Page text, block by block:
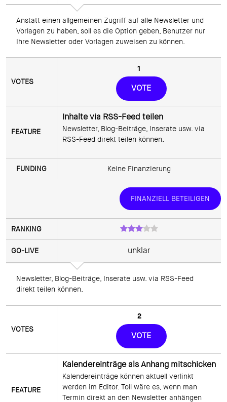
Anstatt einen allgemeinen Zugriff auf alle Newsletter und
Vorlagen zu haben, soll es die Option geben, Benutzer nur
Ihre Newsletter oder Vorlagen zuweisen zu können.
1
VOTE
Inhalte via RSS-Feed teilen
Newsletter, Blog-Beiträge, Inserate usw. via
RSS-Feed direkt teilen können.
Keine Finanzierung
FINANZIELL BETEILIGEN
unklar
Newsletter, Blog-Beiträge, Inserate usw. via RSS-Feed
direkt teilen können.
2
VOTE
Kalendereinträge als Anhang mitschicken
Kalendereinträge können aktuell verlinkt
werden im Editor. Toll wäre es, wenn man
Termin direkt an den Newsletter anhängen